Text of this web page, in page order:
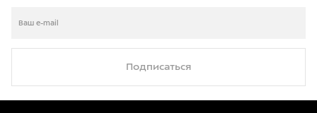
Подписаться